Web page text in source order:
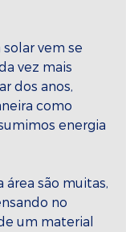
vem se
vez mais
dos anos,
como
energia
área são muitas,
no
um material